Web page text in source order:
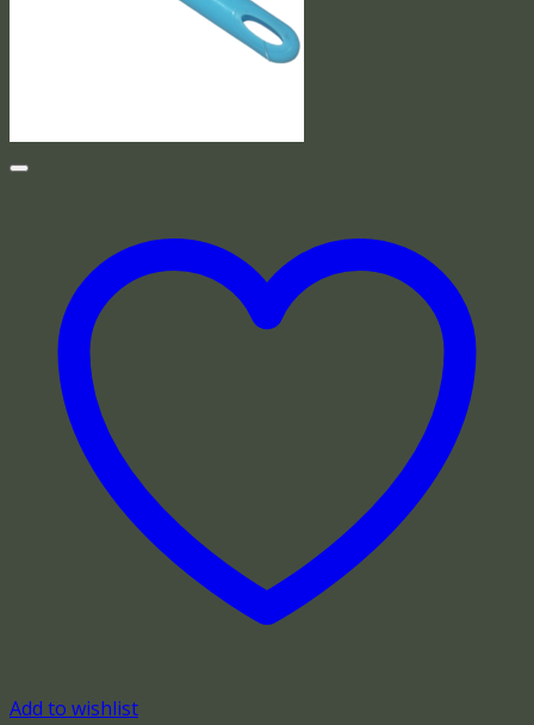
Add to wishlist